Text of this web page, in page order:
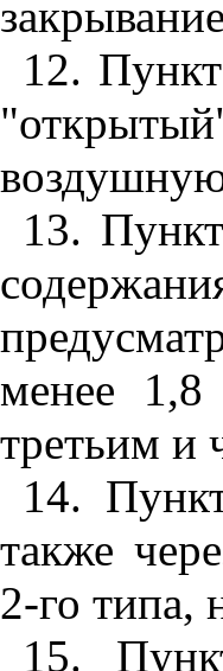
12.
13.
менее
третьим и
14.
также
2-го типа,
15.